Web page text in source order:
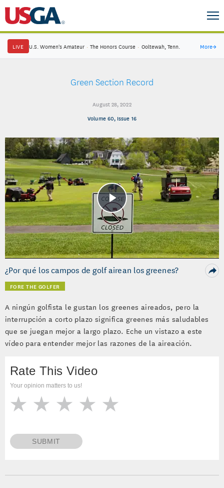
LIVE U.S. Women's Amateur · The Honors Course · Ooltewah, Tenn. More→
Green Section Record
August 28, 2022
Volume 60, Issue 16
Play
Video
¿Por qué los campos de golf airean los greenes?
FORE THE GOLFER
A ningún golfista le gustan los greenes aireados, pero la
interrupción a corto plazo significa greenes más saludables
que se juegan mejor a largo plazo. Eche un vistazo a este
vídeo para entender mejor las razones de la aireación.
Rate This Video
Your opinion matters to us!
SUBMIT